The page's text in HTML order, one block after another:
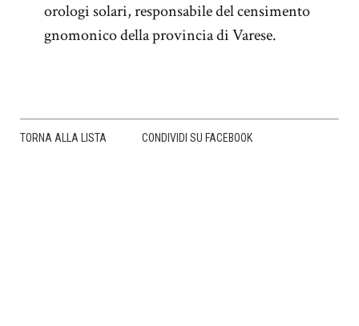
orologi solari, responsabile del censimento
gnomonico della provincia di Varese.
TORNA ALLA LISTA CONDIVIDI SU FACEBOOK